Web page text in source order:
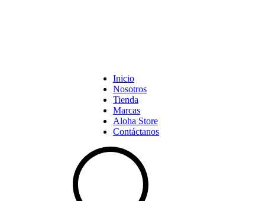
Inicio
Nosotros
Tienda
Marcas
Aloha Store
Contáctanos